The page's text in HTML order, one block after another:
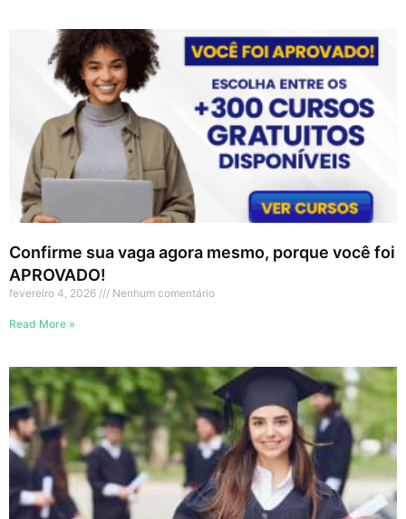
Confirme sua vaga agora mesmo, porque você foi
APROVADO!
fevereiro 4, 2026 Nenhum comentário
Read More »